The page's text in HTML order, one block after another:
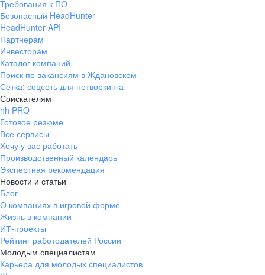
Требования к ПО
Безопасный HeadHunter
HeadHunter API
Партнерам
Инвесторам
Каталог компаний
Поиск по вакансиям в Ждановском
Сетка: соцсеть для нетворкинга
Соискателям
hh PRO
Готовое резюме
Все сервисы
Хочу у вас работать
Производственный календарь
Экспертная рекомендация
Новости и статьи
Блог
О компаниях в игровой форме
Жизнь в компании
ИТ-проекты
Рейтинг работодателей России
Молодым специалистам
Карьера для молодых специалистов